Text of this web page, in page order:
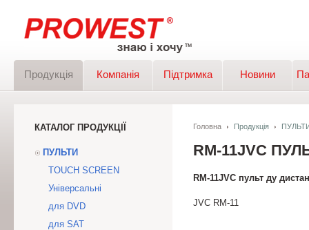
Продукція Компанія Підтримка Новини
КАТАЛОГ ПРОДУКЦІЇ
ПУЛЬТИ
TOUCH SCREEN
Універсальні
для DVD
для SAT
Головна Продукція
RM-11JVC
RM-11JVC пульт ду
JVC RM-11